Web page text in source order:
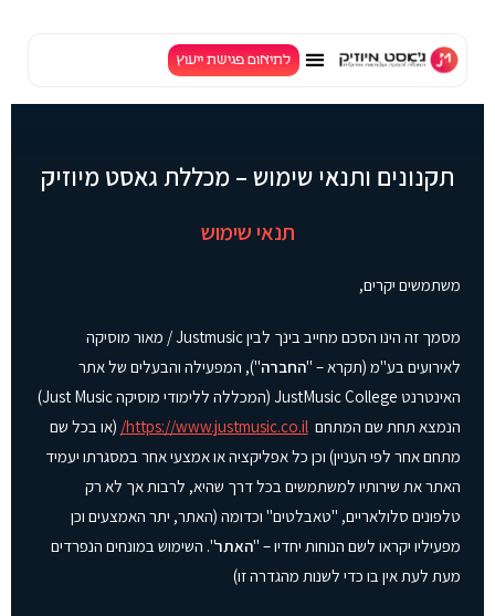
לתיאום פגישת ייעוץ
תקנונים ותנאי שימוש – מכללת גאסט מיוזיק
תנאי שימוש
משתמשים יקרים,
מסמך זה הינו הסכם מחייב בינך לבין Justmusic / מאור מוסיקה
לאירועים בע"מ (תקרא – "החברה"), המפעילה והבעלים של אתר
האינטרנט JustMusic College (המכללה ללימודי מוסיקה Just Music)
הנמצא תחת שם המתחם https://www.justmusic.co.il/ (או בכל שם
מתחם אחר לפי העניין) וכן כל אפליקציה או אמצעי אחר במסגרתו יעמיד
האתר את שירותיו למשתמשים בכל דרך שהיא, לרבות אך לא רק
טלפונים סלולאריים, "טאבלטים" וכדומה (האתר, יתר האמצעים וכן
מפעיליו יקראו לשם הנוחות יחדיו – "האתר". השימוש במונחים הנפרדים
מעת לעת אין בו כדי לשנות מהגדרה זו)